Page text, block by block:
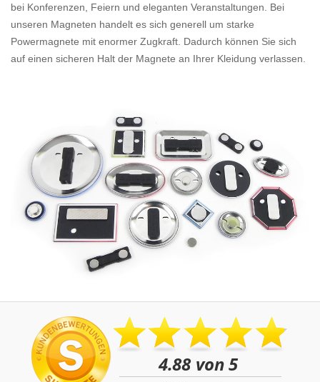
bei Konferenzen, Feiern und eleganten Veranstaltungen. Bei
unseren Magneten handelt es sich generell um starke
Powermagnete mit enormer Zugkraft. Dadurch können Sie sich
auf einen sicheren Halt der Magnete an Ihrer Kleidung verlassen.